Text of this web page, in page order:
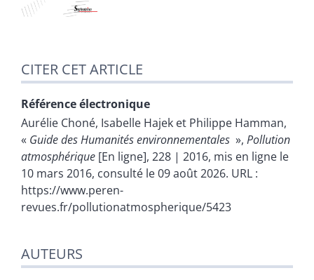
CITER CET ARTICLE
Référence électronique
Aurélie Choné, Isabelle Hajek et Philippe Hamman,
« Guide des Humanités environnementales », Pollution
atmosphérique [En ligne], 228 | 2016, mis en ligne le
10 mars 2016, consulté le 09 août 2026. URL :
https://www.peren-
revues.fr/pollutionatmospherique/5423
AUTEURS